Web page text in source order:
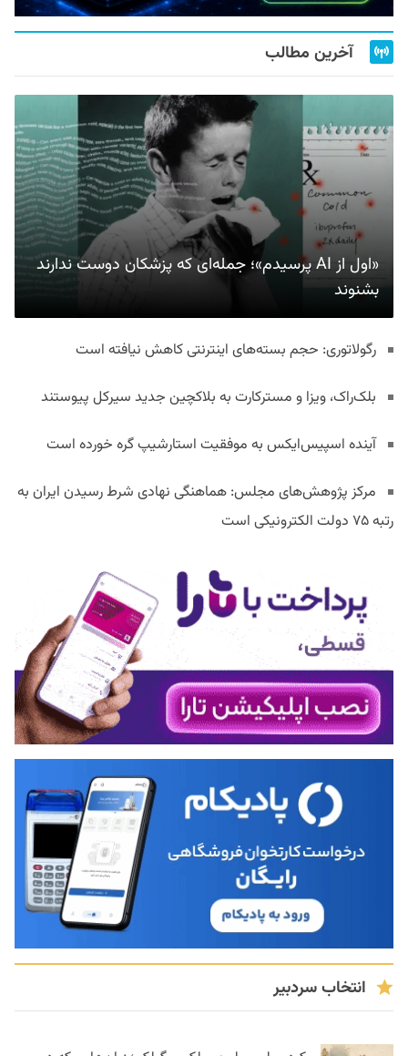
آخرین مطالب
«اول از AI پرسیدم»؛ جمله‌ای که پزشکان دوست ندارند
بشنوند
رگولاتوری: حجم بسته‌های اینترنتی کاهش نیافته است
بلک‌راک، ویزا و مسترکارت به بلاکچین جدید سیرکل پیوستند
آینده اسپیس‌ایکس به موفقیت استارشیپ گره خورده است
مرکز پژوهش‌های مجلس: هماهنگی نهادی شرط رسیدن ایران به
رتبه ۷۵ دولت الکترونیکی است
انتخاب سردبیر